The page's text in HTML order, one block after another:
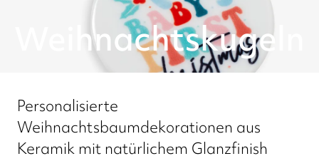
Weihnachtskugeln
Personalisierte
Weihnachtsbaumdekorationen aus
Keramik mit natürlichem Glanzfinish